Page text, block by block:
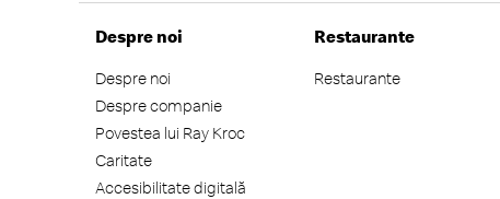
Despre noi
Despre noi
Despre companie
Povestea lui Ray Kroc
Caritate
Accesibilitate digitală
Restaurante
Restaurante